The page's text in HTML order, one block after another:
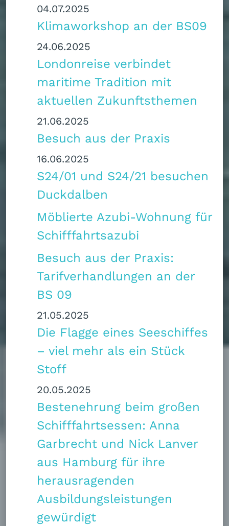
20.05.2025
Bestenehrung beim großen
Schifffahrtsessen: Anna
Garbrecht und Nick Lanver
aus Hamburg für ihre
herausragenden
Ausbildungsleistungen
gewürdigt
21.05.2025
Die Flagge eines Seeschiffes
– viel mehr als ein Stück
Stoff
Besuch aus der Praxis:
Tarifverhandlungen an der
BS 09
Möblierte Azubi-Wohnung für
Schifffahrtsazubi
16.06.2025
S24/01 und S24/21 besuchen
Duckdalben
21.06.2025
Besuch aus der Praxis
24.06.2025
Londonreise verbindet
maritime Tradition mit
aktuellen Zukunftsthemen
04.07.2025
Klimaworkshop an der BS09